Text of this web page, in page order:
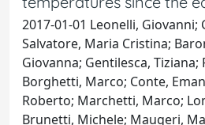
2017-01-01 Leonelli, Giovanni;
Salvatore, Maria Cristina;
Giovanna; Gentilesca, Tiziana;
Borghetti, Marco; Conte,
Roberto; Marchetti, Marco;
Brunetti, Michele; Maugeri,